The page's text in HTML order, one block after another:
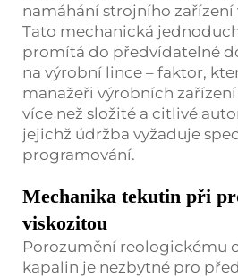
namáhání strojního zařízení
Tato mechanická
promítá do předvídatelné
na výrobní lince – faktor,
manažeři výrobních
více než složité a citlivé
jejichž údržba vyžaduje
programování.
Mechanika tekutin při
viskozitou
Porozumění reologickému
kapalin je nezbytné pro